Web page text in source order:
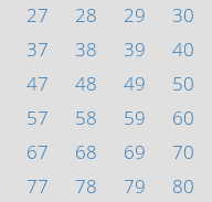
27 28 29
30
37 38 39
40
47 48 49
50
57 58 59
60
67 68 69
70
77 78 79
80